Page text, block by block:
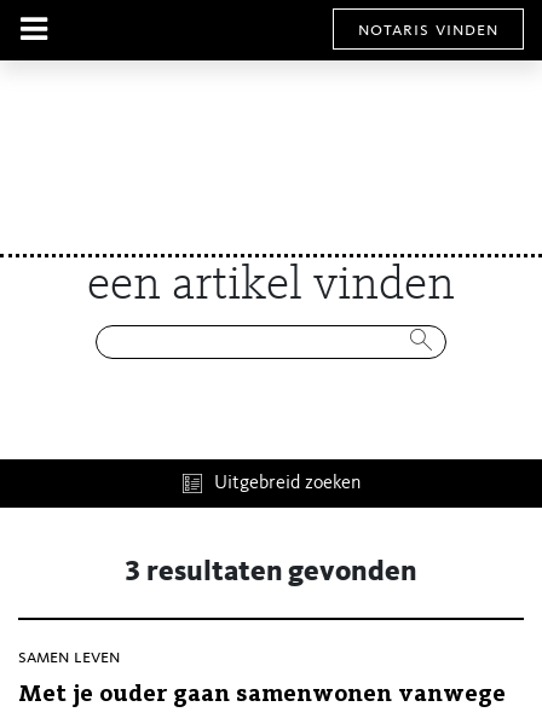
notaris vinden
een artikel vinden
Uitgebreid zoeken
3 resultaten gevonden
samen leven
Met je ouder gaan samenwonen vanwege